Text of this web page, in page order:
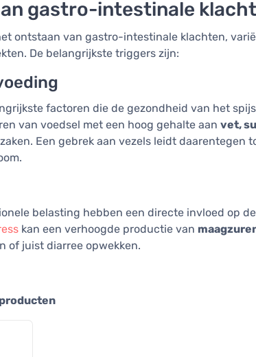
gastro-intestinale
ontstaan van gastro-intestinale klachten,
De belangrijkste triggers zijn:
factoren die de gezondheid van het
van voedsel met een hoog gehalte aan vet,
Een gebrek aan vezels leidt daarentegen
belasting hebben een directe invloed op
kan een verhoogde productie van
of juist diarree opwekken.